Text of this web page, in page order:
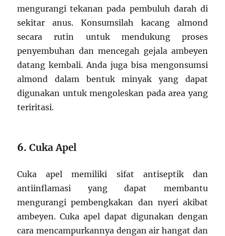
mengurangi tekanan pada pembuluh darah di
sekitar anus. Konsumsilah kacang almond
secara rutin untuk mendukung proses
penyembuhan dan mencegah gejala ambeyen
datang kembali. Anda juga bisa mengonsumsi
almond dalam bentuk minyak yang dapat
digunakan untuk mengoleskan pada area yang
teriritasi.
6.Cuka Apel
Cuka apel memiliki sifat antiseptik dan
antiinflamasi yang dapat membantu
mengurangi pembengkakan dan nyeri akibat
ambeyen. Cuka apel dapat digunakan dengan
cara mencampurkannya dengan air hangat dan